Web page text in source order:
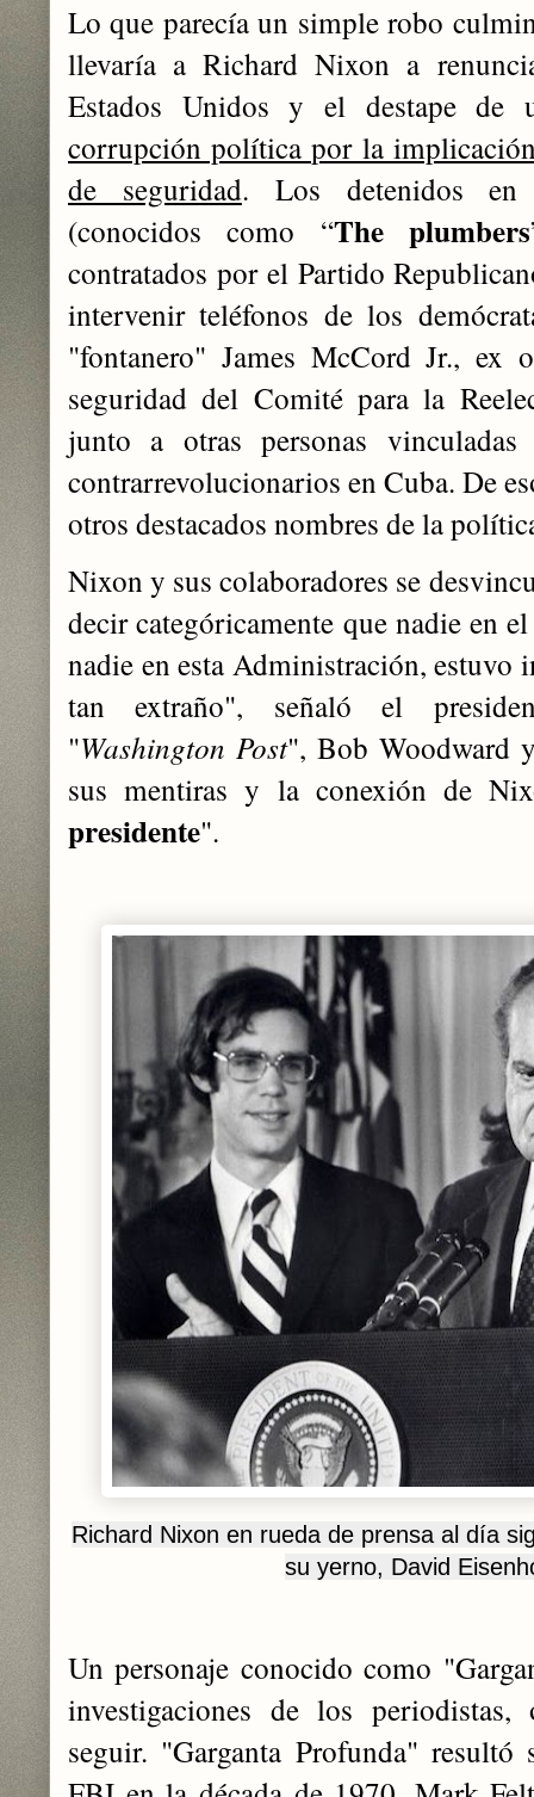
Lo que parecía un simple robo
llevaría a Richard Nixon a
Estados Unidos y el destape de
corrupción política por la
de seguridad. Los detenidos en
(conocidos como “The plumbers
contratados por el Partido
intervenir teléfonos de los
"fontanero" James McCord Jr.,
seguridad del Comité para la
junto a otras personas
contrarrevolucionarios en Cuba. De
otros destacados nombres de la
Nixon y sus colaboradores se
decir categóricamente que nadie en
nadie en esta Administración, estuvo
tan extraño", señaló el
"Washington Post", Bob Woodward
sus mentiras y la conexión de
presidente".
Richard Nixon en rueda de prensa al día
su yerno, David
Un personaje conocido como
investigaciones de los
seguir. "Garganta Profunda"